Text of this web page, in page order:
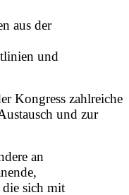
aus der
und
Kongress zahlreiche
und zur
an
die sich mit